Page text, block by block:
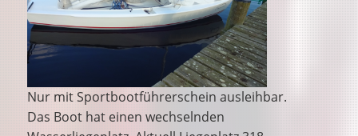
Nur mit Sportbootführerschein ausleihbar.
Das Boot hat einen wechselnden